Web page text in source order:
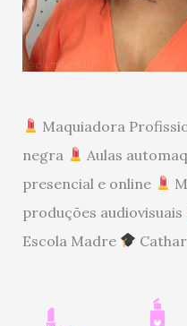
Maquiadora
negra
Aulas
presencial e online
produções audiovisuais
Escola Madre